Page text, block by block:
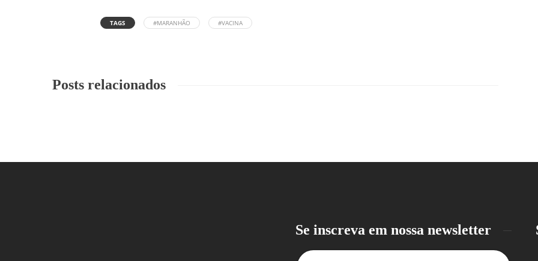
TAGS #MARANHÃO #VACINA
Posts relacionados
Se inscreva em nossa newsletter